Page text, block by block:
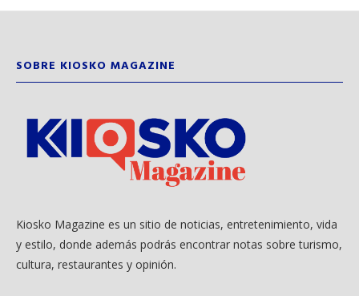
SOBRE KIOSKO MAGAZINE
Kiosko Magazine es un sitio de noticias, entretenimiento, vida
y estilo, donde además podrás encontrar notas sobre turismo,
cultura, restaurantes y opinión.